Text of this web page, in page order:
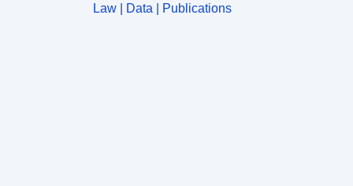
Law | Data | Publications